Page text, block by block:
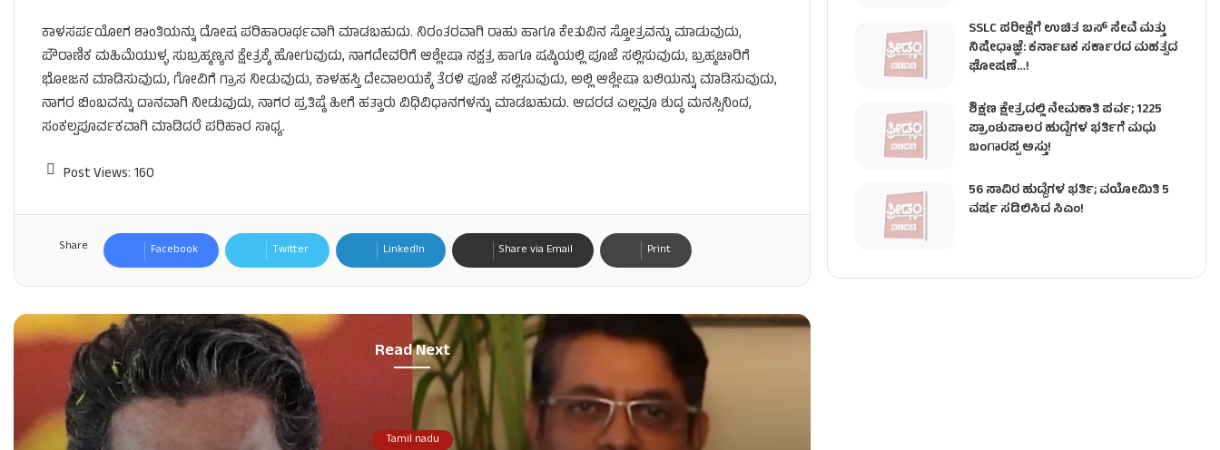
ಕಾಳ‌ಸರ್ಪಯೋಗ ಶಾಂತಿಯನ್ನು ದೋಷ ಪರಿಹಾರಾರ್ಥವಾಗಿ ಮಾಡಬಹುದು. ನಿರಂತರವಾಗಿ ರಾಹು ಹಾಗೂ ಕೇತುವಿನ ಸ್ತೋತ್ರವನ್ನು ಮಾಡುವುದು,
ಪೌರಾಣಿಕ ಮಹಿಮೆಯುಳ್ಳ ಸುಬ್ರಹ್ಮಣ್ಯನ ಕ್ಷೇತ್ರಕ್ಕೆ ಹೋಗುವುದು, ನಾಗದೇವರಿಗೆ ಆಶ್ಲೇಷಾ ನಕ್ಷತ್ರ ಹಾಗೂ ಷಷ್ಠಿಯಲ್ಲಿ ಪೂಜೆ ಸಲ್ಲಿಸುವುದು, ಬ್ರಹ್ಮಚಾರಿಗೆ
ಭೋಜನ ಮಾಡಿಸುವುದು, ಗೋವಿಗೆ ಗ್ರಾಸ ನೀಡುವುದು, ಕಾಳಹಸ್ತಿ ದೇವಾಲಯಕ್ಕೆ ತೆರಳಿ ಪೂಜೆ ಸಲ್ಲಿಸುವುದು, ಅಲ್ಲಿ ಆಶ್ಲೇಷಾ ಬಲಿಯನ್ನು ಮಾಡಿಸುವುದು,
ನಾಗರ ಬಿಂಬವನ್ನು ದಾನವಾಗಿ ನೀಡುವುದು, ನಾಗರ ಪ್ರತಿಷ್ಠೆ ಹೀಗೆ ಹತ್ತಾರು ವಿಧಿವಿಧಾನಗಳನ್ನು ಮಾಡಬಹುದು. ಆದರಡ ಎಲ್ಲವೂ ಶುದ್ಧ ಮನಸ್ಸಿನಿಂದ,
ಸಂಕಲ್ಪಪೂರ್ವಕವಾಗಿ ಮಾಡಿದರೆ ಪರಿಹಾರ ಸಾಧ್ಯ.
Post Views: 160
Share Facebook Twitter LinkedIn Share via Email Print
Read Next
Tamil nadu
SSLC ಪರೀಕ್ಷೆಗೆ ಉಚಿತ ಬಸ್ ಸೇವೆ ಮತ್ತು
ನಿಷೇಧಾಜ್ಞೆ: ಕರ್ನಾಟಕ ಸರ್ಕಾರದ ಮಹತ್ವದ
ಘೋಷಣೆ…!
ಶಿಕ್ಷಣ ಕ್ಷೇತ್ರದಲ್ಲಿ ನೇಮಕಾತಿ ಪರ್ವ; 1225
ಪ್ರಾಂಶುಪಾಲರ ಹುದ್ದೆಗಳ ಭರ್ತಿಗೆ ಮಧು
ಬಂಗಾರಪ್ಪ ಅಸ್ತು!
56 ಸಾವಿರ ಹುದ್ದೆಗಳ ಭರ್ತಿ; ವಯೋಮಿತಿ 5
ವರ್ಷ ಸಡಿಲಿಸಿದ ಸಿಎಂ!